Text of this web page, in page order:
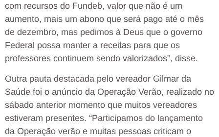
com recursos do Fundeb, valor que não é um
aumento, mais um abono que será pago até o mês
de dezembro, mas pedimos à Deus que o governo
Federal possa manter a receitas para que os
professores continuem sendo valorizados”, disse.
Outra pauta destacada pelo vereador Gilmar da
Saúde foi o anúncio da Operação Verão, realizado no
sábado anterior momento que muitos vereadores
estiveram presentes. “Participamos do lançamento
da Operação verão e muitas pessoas criticam o